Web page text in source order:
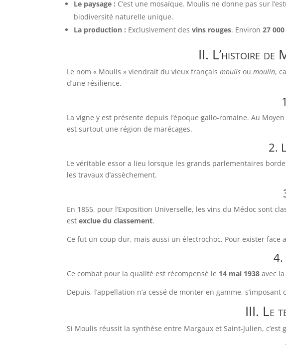
Le paysage : C’est une mosaïque. Moulis ne donne pas sur
biodiversité naturelle unique.
La production : Exclusivement desvins rouges. Environ27
II. L’histoire de
Le nom « Moulis » viendrait du vieux françaismoulis oumoulin,
d’une résilience.
La vigne y est présente depuis l’époque gallo-romaine. Au
est surtout une région de marécages.
2.
Le véritable essor a lieu lorsque les grands parlementaires
les travaux d’assèchement.
En 1855, pour l’Exposition Universelle, les vins du Médoc sont
estexclue du classement.
Ce fut un coup dur, mais aussi un électrochoc. Pour exister face
4.
Ce combat pour la qualité est récompensé le 14 mai 1938 avec
Depuis, l’appellation n’a cessé de monter en gamme,
III. Le
Si Moulis réussit la synthèse entre Margaux et Saint-Julien,